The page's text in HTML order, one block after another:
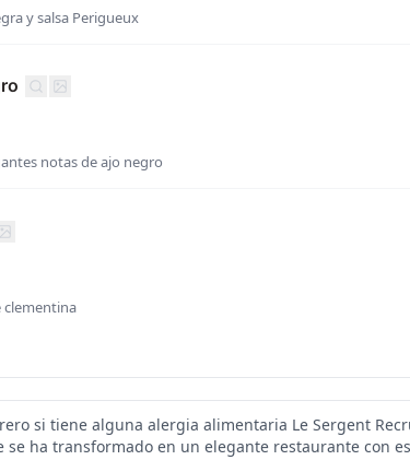
y salsa Perigueux
notas de ajo negro
clementina
si tiene alguna alergia alimentaria Le Sergent
se ha transformado en un elegante restaurante con